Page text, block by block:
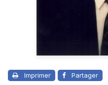
Imprimer Partager